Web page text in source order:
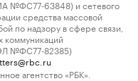
№ФС77-63848) и сетевого
средства массовой
по надзору в сфере связи,
коммуникаций
№ФС77-82385)
агентство «РБК».